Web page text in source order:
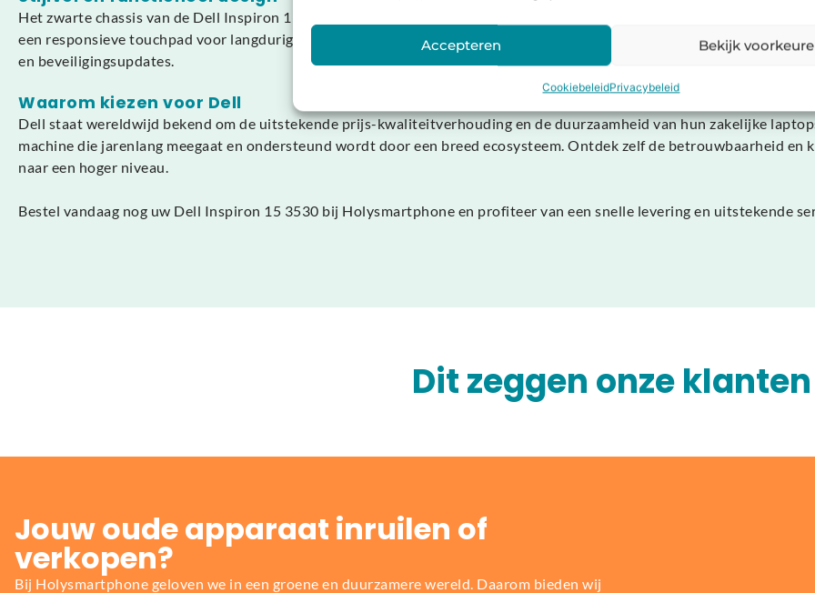
Accepteren Bekijk
CookiebeleidPrivacybeleid
Het zwarte chassis van de Dell Inspiron 15 3530 oogt professioneel en past in elk interieur of kantoor. De laptop is
een responsieve touchpad voor langdurig gebruiksgemak. Bovendien wordt het apparaat geleverd met Windows 11,
en beveiligingsupdates.
Waarom kiezen voor Dell
Dell staat wereldwijd bekend om de uitstekende prijs-kwaliteitverhouding en de duurzaamheid van hun zakelijke
machine die jarenlang meegaat en ondersteund wordt door een breed ecosysteem. Ontdek zelf de betrouwbaarheid
naar een hoger niveau.
Bestel vandaag nog uw Dell Inspiron 15 3530 bij Holysmartphone en profiteer van een snelle levering en uitstekende
Dit zeggen onze klanten
Jouw oude apparaat inruilen of
verkopen?
Bij Holysmartphone geloven we in een groene en duurzamere wereld. Daarom bieden wij